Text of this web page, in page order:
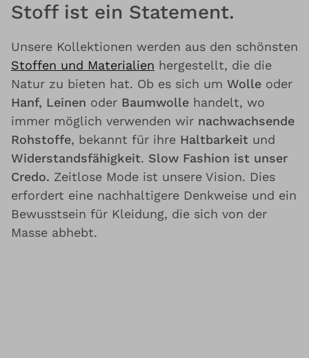
Stoff ist ein Statement.
Unsere Kollektionen werden aus den schönsten
Stoffen und Materialien hergestellt, die die
Natur zu bieten hat. Ob es sich um Wolle oder
Hanf, Leinen oder Baumwolle handelt, wo
immer möglich verwenden wir nachwachsende
Rohstoffe, bekannt für ihre Haltbarkeit und
Widerstandsfähigkeit. Slow Fashion ist unser
Credo. Zeitlose Mode ist unsere Vision. Dies
erfordert eine nachhaltigere Denkweise und ein
Bewusstsein für Kleidung, die sich von der
Masse abhebt.